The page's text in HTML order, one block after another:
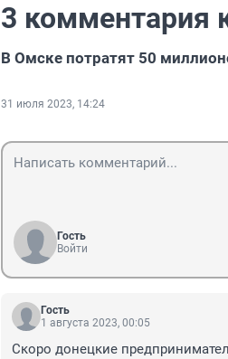
3 комментария
В Омске потратят 50
31 июля 2023, 14:24
Гость
Войти
Гость
1 августа 2023, 00:05
Скоро донецкие